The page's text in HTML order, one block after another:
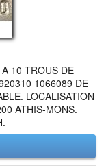
10 TROUS DE
1066089 DE
LOCALISATION
ATHIS-MONS.